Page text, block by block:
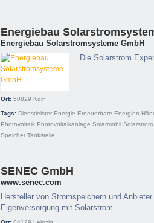
Energiebau
Energiebau Solarstromsysteme GmbH
Die Solarstrom
Ort: 50829 Köln
Tags: Dienstleister Energie Erneuerbare Energien
Photovoltaik Photovoltaikanlage Solarmobil Solarstrom
Speicher Tankstelle
SENEC GmbH
www.senec.com
Hersteller von Stromspeichern und
Eigenversorgung mit Solarstrom